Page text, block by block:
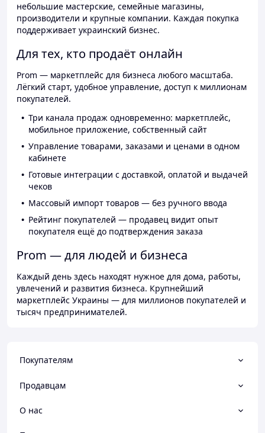
небольшие мастерские, семейные магазины,
производители и крупные компании. Каждая покупка
поддерживает украинский бизнес.
Для тех, кто продаёт онлайн
Prom — маркетплейс для бизнеса любого масштаба.
Лёгкий старт, удобное управление, доступ к миллионам
покупателей.
Три канала продаж одновременно: маркетплейс,
мобильное приложение, собственный сайт
Управление товарами, заказами и ценами в одном
кабинете
Готовые интеграции с доставкой, оплатой и выдачей
чеков
Массовый импорт товаров — без ручного ввода
Рейтинг покупателей — продавец видит опыт
покупателя ещё до подтверждения заказа
Prom — для людей и бизнеса
Каждый день здесь находят нужное для дома, работы,
увлечений и развития бизнеса. Крупнейший
маркетплейс Украины — для миллионов покупателей и
тысяч предпринимателей.
Покупателям
Продавцам
О нас